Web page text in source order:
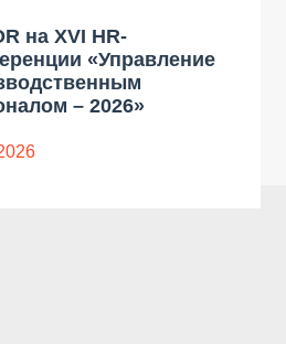
на XVI HR-
«Управление
– 2026»